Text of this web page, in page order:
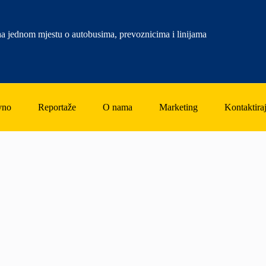
jednom mjestu o autobusima, prevoznicima i linijama
Reportaže O nama Marketing